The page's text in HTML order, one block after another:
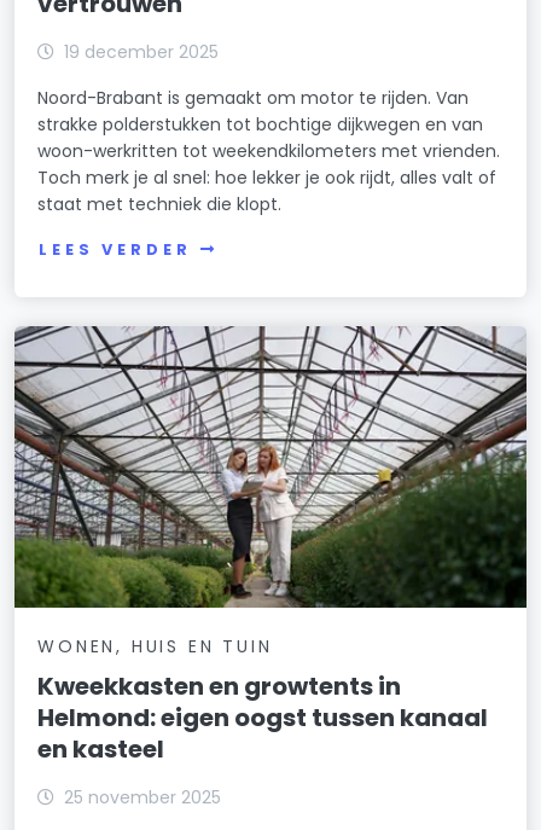
19 december 2025
Noord-Brabant is gemaakt om motor te rijden. Van
strakke polderstukken tot bochtige dijkwegen en van
woon-werkritten tot weekendkilometers met vrienden.
Toch merk je al snel: hoe lekker je ook rijdt, alles valt of
staat met techniek die klopt.
LEES VERDER
WONEN, HUIS EN TUIN
Kweekkasten en growtents in
Helmond: eigen oogst tussen kanaal
en kasteel
25 november 2025